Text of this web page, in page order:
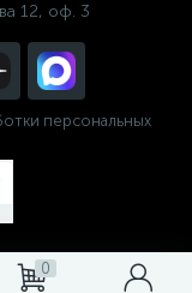
0
12, оф. 3
персональных